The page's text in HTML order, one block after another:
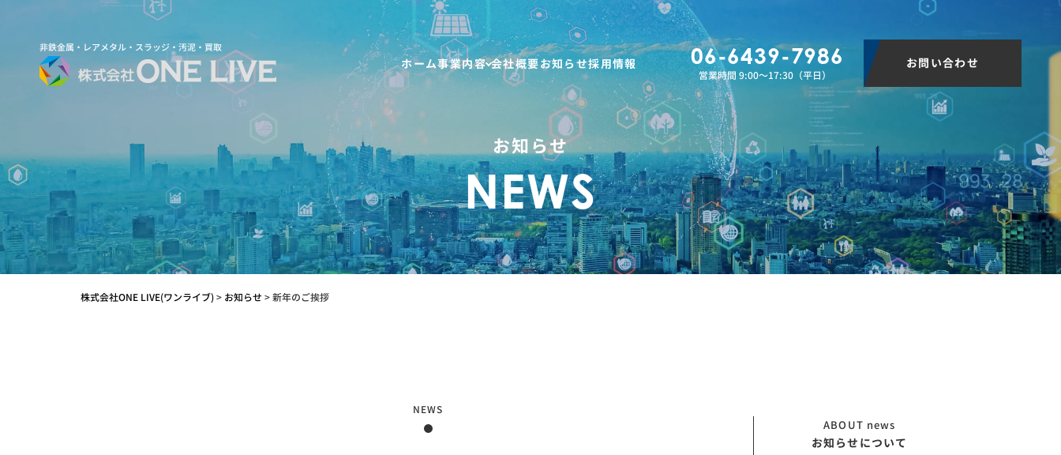
非鉄金属・レアメタル・スラッジ・汚泥・買取
ホーム事業内容 会社概要お知らせ採用情報 06-6439-7986
営業時間 9:00〜17:30（平日）
お問い合わせ
お知らせ
NEWS
株式会社ONE LIVE(ワンライブ)> お知らせ >新年のご挨拶
NEWS
ABOUT news
お知らせについて